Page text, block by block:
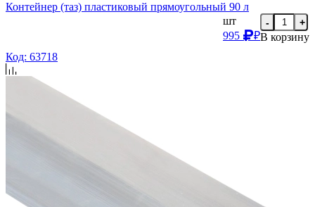
Контейнер (таз) пластиковый прямоугольный 90 л
шт
995
₽
- +
В корзину
Код: 63718